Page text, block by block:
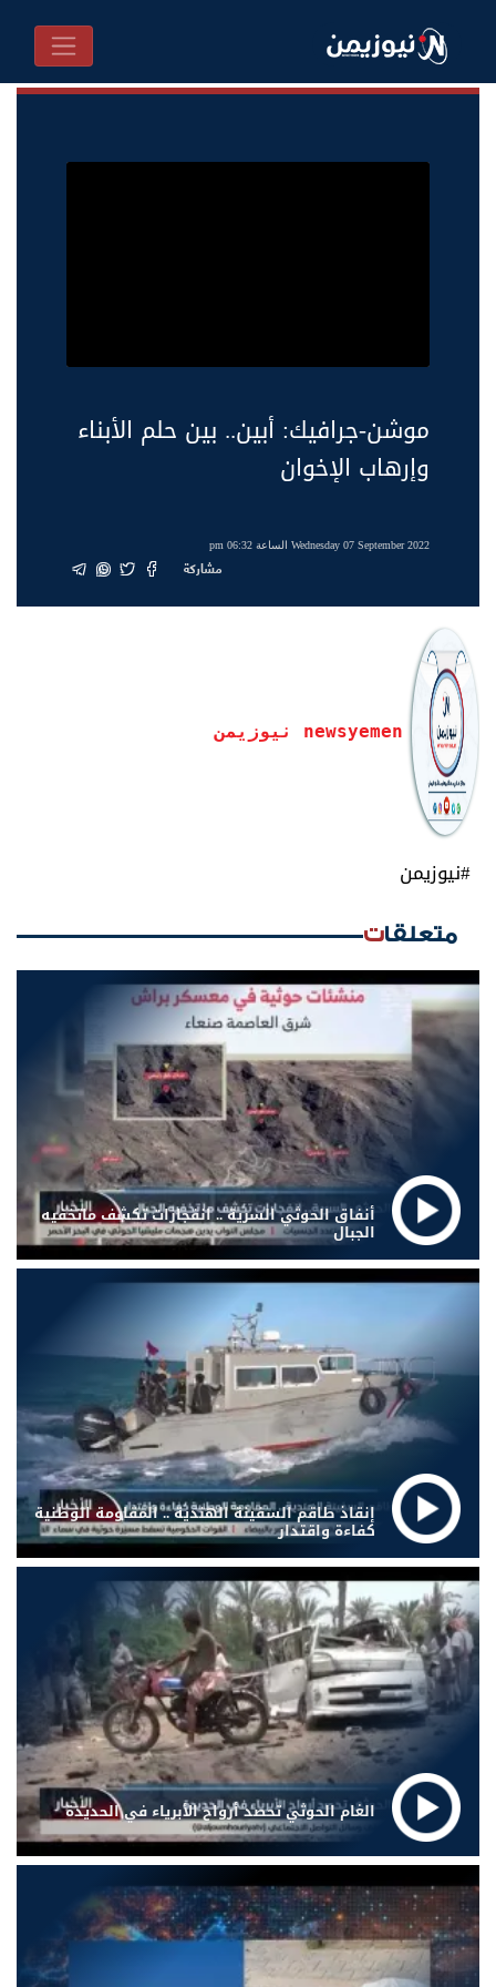
موشن-جرافيك: أبين.. بين حلم الأبناء
وإرهاب الإخوان
Wednesday 07 September 2022 الساعة 06:32 pm
مشاركة
newsyemen نيوزيمن
#نيوزيمن
متعلقات
أنفاق الحوثي السرية .. انفجارات تكشف ماتخفيه
الجبال
إنقاذ طاقم السفينة الهندية .. المقاومة الوطنية
كفاءة واقتدار
الغام الحوثي تحصد أرواح الأبرياء في الحديدة